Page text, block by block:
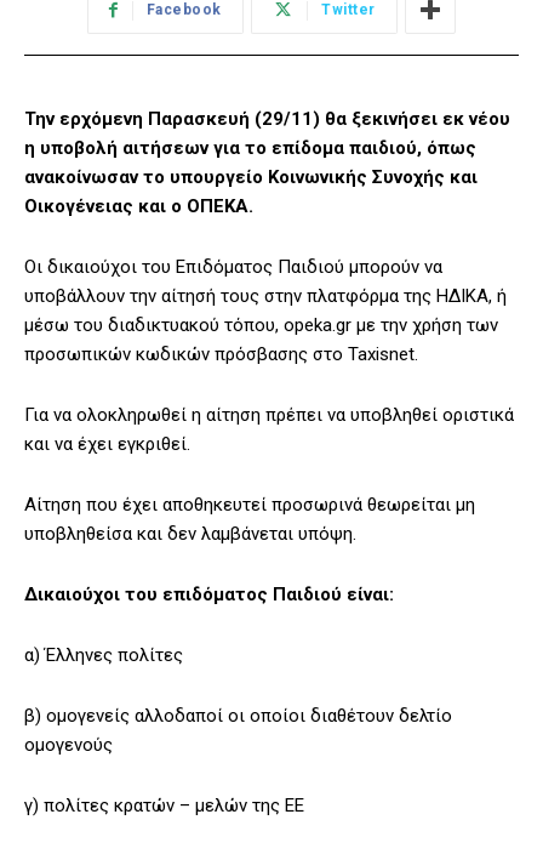
Facebook Twitter
Την ερχόμενη Παρασκευή (29/11) θα ξεκινήσει εκ νέου
η υποβολή αιτήσεων για το επίδομα παιδιού, όπως
ανακοίνωσαν το υπουργείο Κοινωνικής Συνοχής και
Οικογένειας και ο ΟΠΕΚΑ.
Οι δικαιούχοι του Επιδόματος Παιδιού μπορούν να
υποβάλλουν την αίτησή τους στην πλατφόρμα της ΗΔΙΚΑ, ή
μέσω του διαδικτυακού τόπου, opeka.gr με την χρήση των
προσωπικών κωδικών πρόσβασης στο Taxisnet.
Για να ολοκληρωθεί η αίτηση πρέπει να υποβληθεί οριστικά
και να έχει εγκριθεί.
Αίτηση που έχει αποθηκευτεί προσωρινά θεωρείται μη
υποβληθείσα και δεν λαμβάνεται υπόψη.
Δικαιούχοι του επιδόματος Παιδιού είναι:
α) Έλληνες πολίτες
β) ομογενείς αλλοδαποί οι οποίοι διαθέτουν δελτίο
ομογενούς
γ) πολίτες κρατών – μελών της ΕΕ